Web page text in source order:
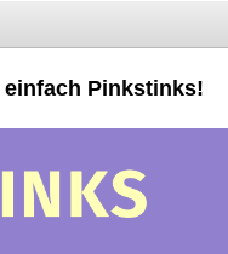
Pinkstinks!